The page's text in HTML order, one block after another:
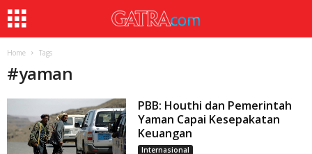
Home Tags
#yaman
PBB: Houthi dan Pemerintah
Yaman Capai Kesepakatan
Keuangan
Internasional